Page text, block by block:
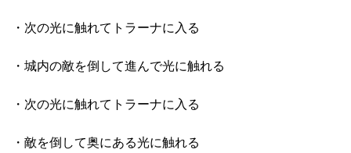
・次の光に触れてトラーナに入る
・城内の敵を倒して進んで光に触れる
・次の光に触れてトラーナに入る
・敵を倒して奥にある光に触れる